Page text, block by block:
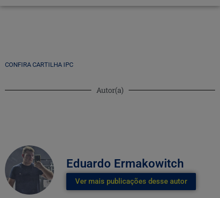
CONFIRA CARTILHA IPC
Autor(a)
Eduardo Ermakowitch
Ver mais publicações desse autor